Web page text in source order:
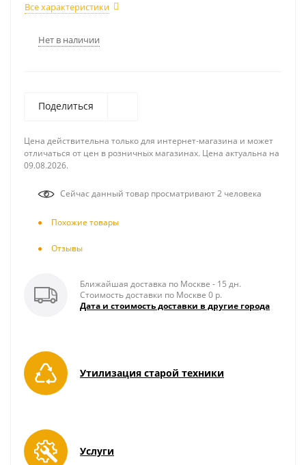
Все характеристики
Нет в наличии
Поделиться
Цена действительна только для интернет-магазина и может
отличаться от цен в розничных магазинах. Цена актуальна на
09.08.2026.
Сейчас данный товар просматривают 2 человека
Похожие товары
Отзывы
Ближайшая доставка по Москве - 15 дн.
Стоимость доставки по Москве 0 р.
Дата и стоимость доставки в другие города
Утилизация старой техники
Услуги